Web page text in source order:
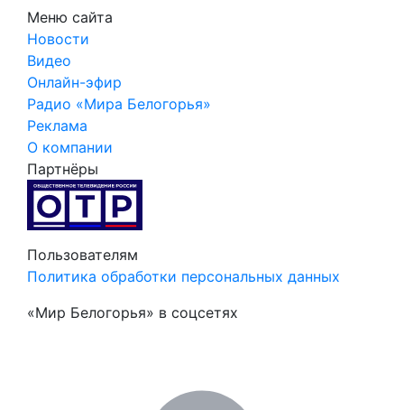
Меню сайта
Новости
Видео
Онлайн-эфир
Радио «Мира Белогорья»
Реклама
О компании
Партнёры
Пользователям
Политика обработки персональных данных
«Мир Белогорья» в соцсетях